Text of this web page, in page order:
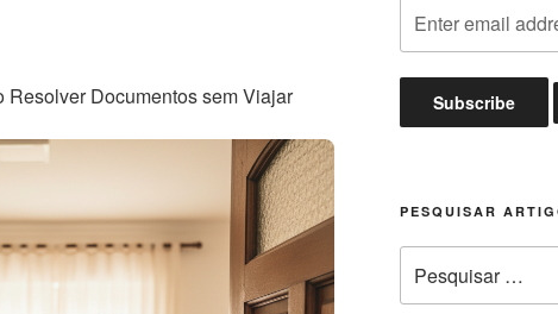
Resolver Documentos sem Viajar
PESQUISAR
por: